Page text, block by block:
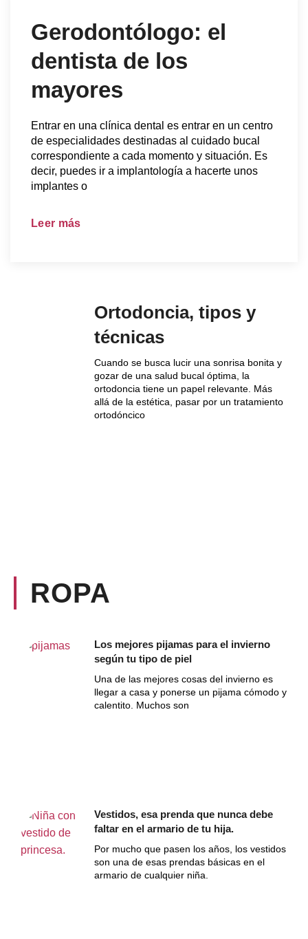
Gerodontólogo: el
dentista de los
mayores
Entrar en una clínica dental es entrar en un centro
de especialidades destinadas al cuidado bucal
correspondiente a cada momento y situación. Es
decir, puedes ir a implantología a hacerte unos
implantes o
Leer más
Ortodoncia, tipos y
técnicas
Cuando se busca lucir una sonrisa bonita y
gozar de una salud bucal óptima, la
ortodoncia tiene un papel relevante. Más
allá de la estética, pasar por un tratamiento
ortodóncico
ROPA
Los mejores pijamas para el invierno
según tu tipo de piel
Una de las mejores cosas del invierno es
llegar a casa y ponerse un pijama cómodo y
calentito. Muchos son
Vestidos, esa prenda que nunca debe
faltar en el armario de tu hija.
Por mucho que pasen los años, los vestidos
son una de esas prendas básicas en el
armario de cualquier niña.